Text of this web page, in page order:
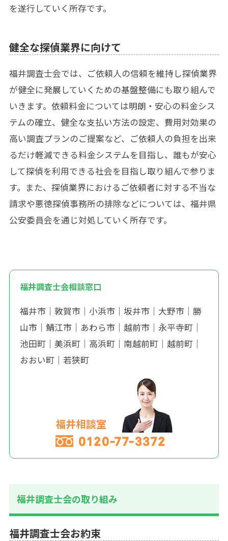
を遂行していく所存です。
健全な探偵業界に向けて
福井調査士会では、ご依頼人の信頼を維持し探偵業界
が健全に発展していくための基盤整備にも取り組んで
いきます。依頼料金については明朗・安心の料金シス
テムの確立、健全な支払い方法の設定、費用対効果の
高い調査プランのご提案など、ご依頼人の負担を出来
るだけ軽減できる料金システムを目指し、誰もが安心
して探偵を利用できる社会を目指し取り組んで参りま
す。また、探偵業界におけるご依頼者に対する不当な
請求や悪徳探偵事務所の排除などについては、福井県
公安委員会を通じ対処していく所存です。
福井調査士会相談窓口
福井市｜ 敦賀市｜ 小浜市｜ 坂井市｜ 大野市｜ 勝
山市｜ 鯖江市｜ あわら市｜ 越前市｜ 永平寺町｜
池田町｜ 美浜町｜ 高浜町｜ 南越前町｜ 越前町｜
おおい町｜ 若狭町
福井相談室
0120-77-3372
福井調査士会の取り組み
福井調査士会お約束